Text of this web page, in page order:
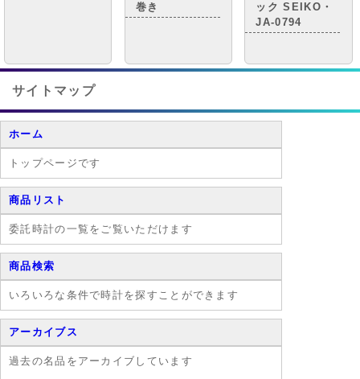
巻き
ック SEIKO・
JA-0794
サイトマップ
ホーム
トップページです
商品リスト
委託時計の一覧をご覧いただけます
商品検索
いろいろな条件で時計を探すことができます
アーカイブス
過去の名品をアーカイブしています